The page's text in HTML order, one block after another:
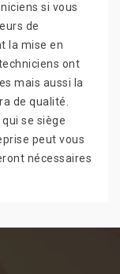
si vous
de
la mise en
ont
mais aussi la
de qualité.
se siège
peut vous
nécessaires